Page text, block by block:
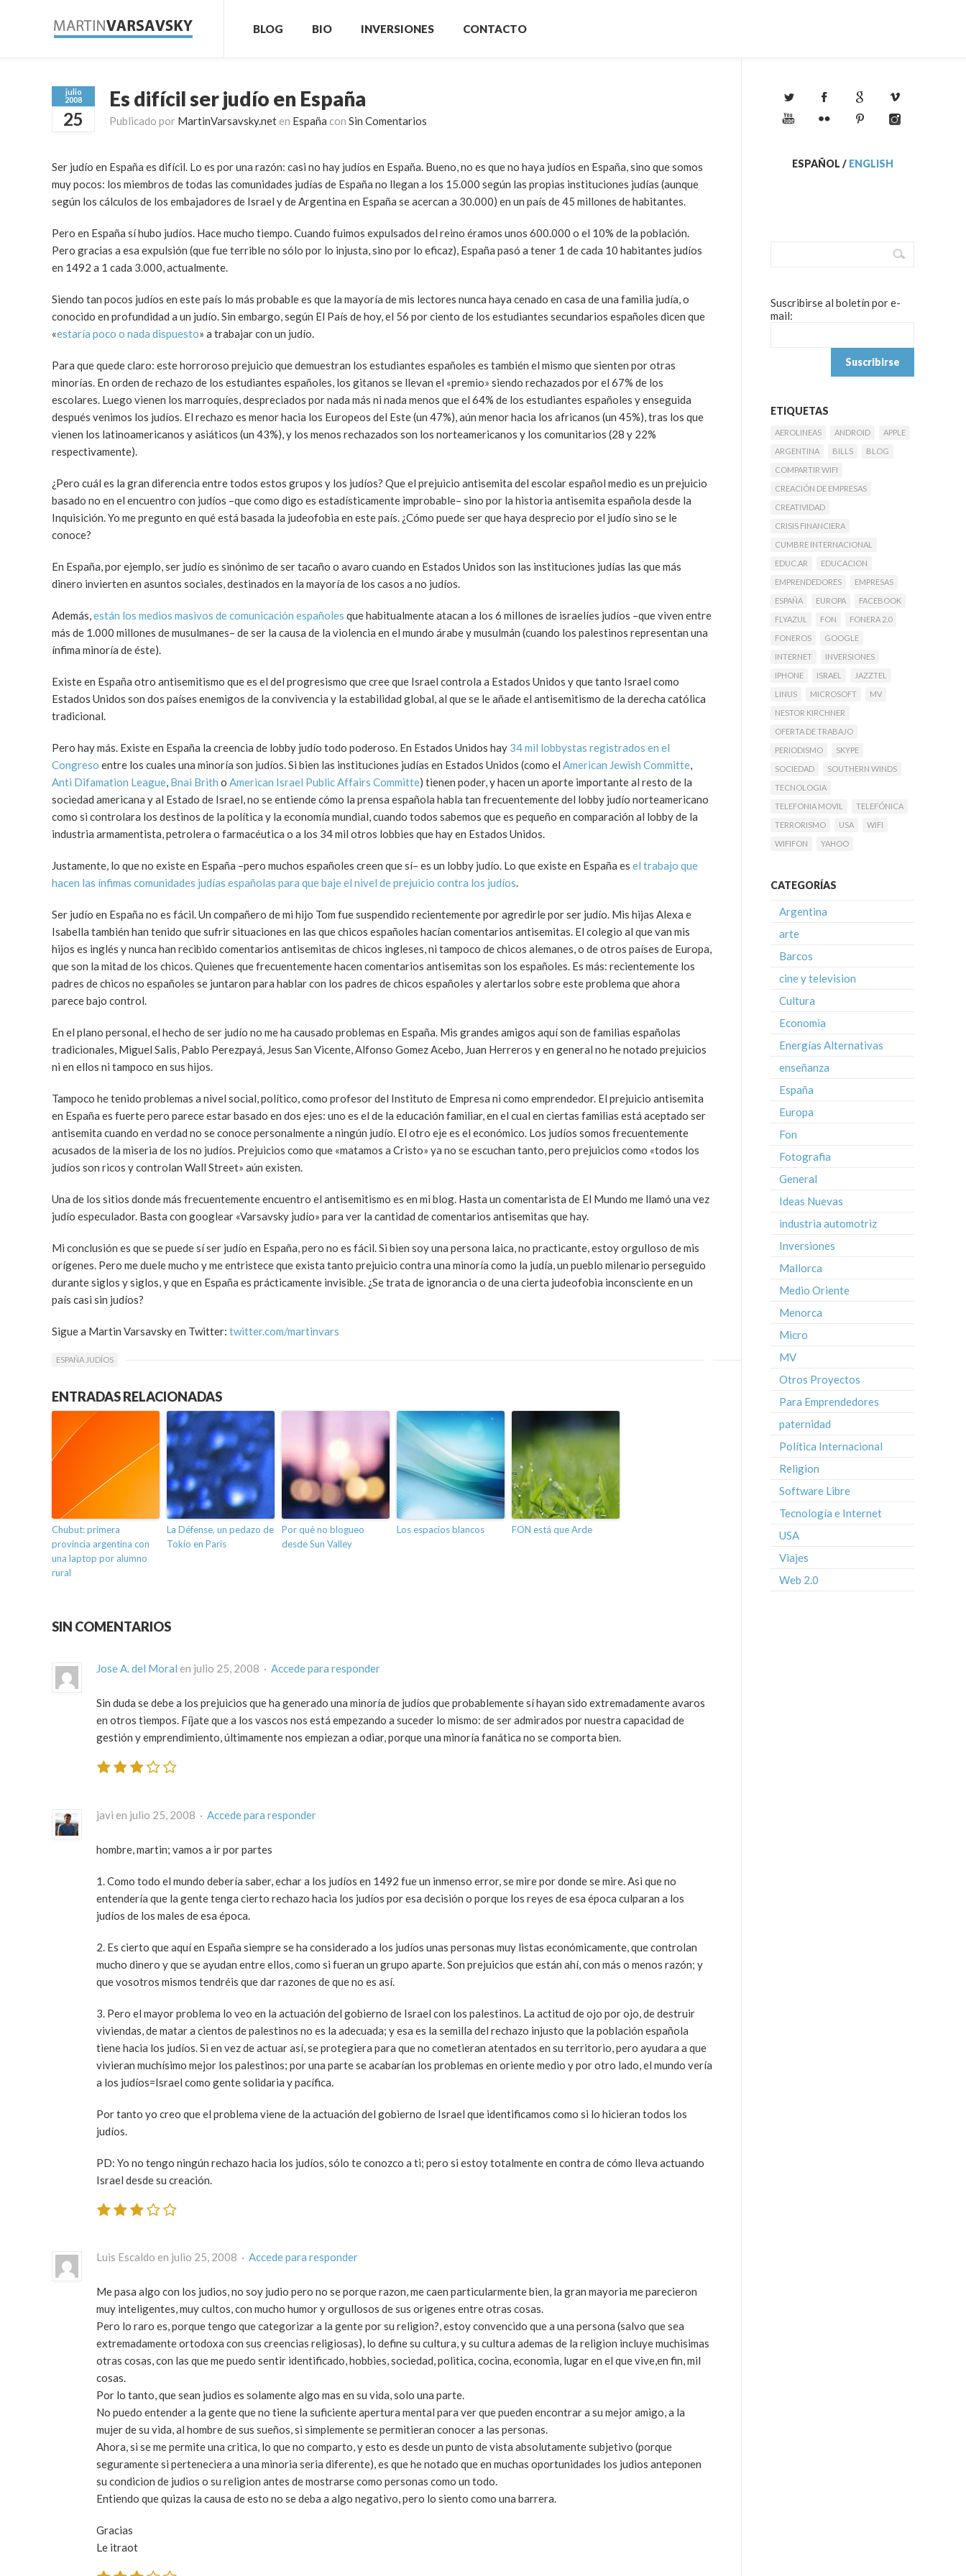
BLOG BIO INVERSIONES CONTACTO
julio
2008
25
Es difícil ser judío en España
Publicado por MartinVarsavsky.net en España con Sin Comentarios
Ser judío en España es difícil. Lo es por una razón: casi no hay judíos en España. Bueno, no es que no haya judíos en España, sino que somos
muy pocos: los miembros de todas las comunidades judías de España no llegan a los 15.000 según las propias instituciones judías (aunque
según los cálculos de los embajadores de Israel y de Argentina en España se acercan a 30.000) en un país de 45 millones de habitantes.
Pero en España sí hubo judíos. Hace mucho tiempo. Cuando fuimos expulsados del reino éramos unos 600.000 o el 10% de la población.
Pero gracias a esa expulsión (que fue terrible no sólo por lo injusta, sino por lo eficaz), España pasó a tener 1 de cada 10 habitantes judíos
en 1492 a 1 cada 3.000, actualmente.
Siendo tan pocos judíos en este país lo más probable es que la mayoría de mis lectores nunca haya cenado en casa de una familia judía, o
conocido en profundidad a un judío. Sin embargo, según El País de hoy, el 56 por ciento de los estudiantes secundarios españoles dicen que
«estaría poco o nada dispuesto» a trabajar con un judío.
Para que quede claro: este horroroso prejuicio que demuestran los estudiantes españoles es también el mismo que sienten por otras
minorías. En orden de rechazo de los estudiantes españoles, los gitanos se llevan el «premio» siendo rechazados por el 67% de los
escolares. Luego vienen los marroquíes, despreciados por nada más ni nada menos que el 64% de los estudiantes españoles y enseguida
después venimos los judíos. El rechazo es menor hacia los Europeos del Este (un 47%), aún menor hacia los africanos (un 45%), tras los que
vienen los latinoamericanos y asiáticos (un 43%), y los menos rechazados son los norteamericanos y los comunitarios (28 y 22%
respectivamente).
¿Pero cuál es la gran diferencia entre todos estos grupos y los judíos? Que el prejuicio antisemita del escolar español medio es un prejuicio
basado no en el encuentro con judíos –que como digo es estadísticamente improbable– sino por la historia antisemita española desde la
Inquisición. Yo me pregunto en qué está basada la judeofobia en este país. ¿Cómo puede ser que haya desprecio por el judío sino se le
conoce?
En España, por ejemplo, ser judío es sinónimo de ser tacaño o avaro cuando en Estados Unidos son las instituciones judías las que más
dinero invierten en asuntos sociales, destinados en la mayoría de los casos a no judíos.
Además,están los medios masivos de comunicación españoles que habitualmente atacan a los 6 millones de israelíes judíos –que viven entre
más de 1.000 millones de musulmanes– de ser la causa de la violencia en el mundo árabe y musulmán (cuando los palestinos representan una
ínfima minoría de éste).
Existe en España otro antisemitismo que es el del progresismo que cree que Israel controla a Estados Unidos y que tanto Israel como
Estados Unidos son dos países enemigos de la convivencia y la estabilidad global, al que se le añade el antisemitismo de la derecha católica
tradicional.
Pero hay más. Existe en España la creencia de lobby judío todo poderoso. En Estados Unidos hay 34 mil lobbystas registrados en el
Congreso entre los cuales una minoría son judíos. Si bien las instituciones judías en Estados Unidos (como el American Jewish Committe,
Anti Difamation League, Bnai Brith o American Israel Public Affairs Committe) tienen poder, y hacen un aporte importante al resto de la
sociedad americana y al Estado de Israel, no se entiende cómo la prensa española habla tan frecuentemente del lobby judío norteamericano
como si controlara los destinos de la política y la economía mundial, cuando todos sabemos que es pequeño en comparación al lobby de la
industria armamentista, petrolera o farmacéutica o a los 34 mil otros lobbies que hay en Estados Unidos.
Justamente, lo que no existe en España –pero muchos españoles creen que sí– es un lobby judío. Lo que existe en España es el trabajo que
hacen las ínfimas comunidades judías españolas para que baje el nivel de prejuicio contra los judíos.
Ser judío en España no es fácil. Un compañero de mi hijo Tom fue suspendido recientemente por agredirle por ser judío. Mis hijas Alexa e
Isabella también han tenido que sufrir situaciones en las que chicos españoles hacían comentarios antisemitas. El colegio al que van mis
hijos es inglés y nunca han recibido comentarios antisemitas de chicos ingleses, ni tampoco de chicos alemanes, o de otros países de Europa,
que son la mitad de los chicos. Quienes que frecuentemente hacen comentarios antisemitas son los españoles. Es más: recientemente los
padres de chicos no españoles se juntaron para hablar con los padres de chicos españoles y alertarlos sobre este problema que ahora
parece bajo control.
En el plano personal, el hecho de ser judío no me ha causado problemas en España. Mis grandes amigos aquí son de familias españolas
tradicionales, Miguel Salis, Pablo Perezpayá, Jesus San Vicente, Alfonso Gomez Acebo, Juan Herreros y en general no he notado prejuicios
ni en ellos ni tampoco en sus hijos.
Tampoco he tenido problemas a nivel social, político, como profesor del Instituto de Empresa ni como emprendedor. El prejuicio antisemita
en España es fuerte pero parece estar basado en dos ejes: uno es el de la educación familiar, en el cual en ciertas familias está aceptado ser
antisemita cuando en verdad no se conoce personalmente a ningún judío. El otro eje es el económico. Los judíos somos frecuentemente
acusados de la miseria de los no judíos. Prejuicios como que «matamos a Cristo» ya no se escuchan tanto, pero prejuicios como «todos los
judíos son ricos y controlan Wall Street» aún existen.
Una de los sitios donde más frecuentemente encuentro el antisemitismo es en mi blog. Hasta un comentarista de El Mundo me llamó una vez
judío especulador. Basta con googlear «Varsavsky judío» para ver la cantidad de comentarios antisemitas que hay.
Mi conclusión es que se puede sí ser judío en España, pero no es fácil. Si bien soy una persona laica, no practicante, estoy orgulloso de mis
orígenes. Pero me duele mucho y me entristece que exista tanto prejuicio contra una minoría como la judía, un pueblo milenario perseguido
durante siglos y siglos, y que en España es prácticamente invisible. ¿Se trata de ignorancia o de una cierta judeofobia inconsciente en un
país casi sin judíos?
Sigue a Martin Varsavsky en Twitter: twitter.com/martinvars
ESPAÑA JUDÍOS
ENTRADAS RELACIONADAS
Chubut: primera
provincia argentina con
una laptop por alumno
rural
La Défense, un pedazo de
Tokio en Paris
Por què no blogueo
desde Sun Valley
Los espacios blancos FON está que Arde
SIN COMENTARIOS
Jose A. del Moral en julio 25, 2008 · Accede para responder
Sin duda se debe a los prejuicios que ha generado una minoría de judíos que probablemente sí hayan sido extremadamente avaros
en otros tiempos. Fíjate que a los vascos nos está empezando a suceder lo mismo: de ser admirados por nuestra capacidad de
gestión y emprendimiento, últimamente nos empiezan a odiar, porque una minoría fanática no se comporta bien.
javi en julio 25, 2008 · Accede para responder
hombre, martin; vamos a ir por partes
1. Como todo el mundo debería saber, echar a los judíos en 1492 fue un inmenso error, se mire por donde se mire. Asi que no
entendería que la gente tenga cierto rechazo hacia los judíos por esa decisión o porque los reyes de esa época culparan a los
judíos de los males de esa época.
2. Es cierto que aquí en España siempre se ha considerado a los judíos unas personas muy listas económicamente, que controlan
mucho dinero y que se ayudan entre ellos, como si fueran un grupo aparte. Son prejuicios que están ahí, con más o menos razón; y
que vosotros mismos tendréis que dar razones de que no es así.
3. Pero el mayor problema lo veo en la actuación del gobierno de Israel con los palestinos. La actitud de ojo por ojo, de destruir
viviendas, de matar a cientos de palestinos no es la adecuada; y esa es la semilla del rechazo injusto que la población española
tiene hacia los judíos. Si en vez de actuar así, se protegiera para que no cometieran atentados en su territorio, pero ayudara a que
vivieran muchísimo mejor los palestinos; por una parte se acabarían los problemas en oriente medio y por otro lado, el mundo vería
a los judíos=Israel como gente solidaria y pacífica.
Por tanto yo creo que el problema viene de la actuación del gobierno de Israel que identificamos como si lo hicieran todos los
judíos.
PD: Yo no tengo ningún rechazo hacia los judíos, sólo te conozco a ti; pero si estoy totalmente en contra de cómo lleva actuando
Israel desde su creación.
Luis Escaldo en julio 25, 2008 · Accede para responder
Me pasa algo con los judios, no soy judio pero no se porque razon, me caen particularmente bien, la gran mayoria me parecieron
muy inteligentes, muy cultos, con mucho humor y orgullosos de sus origenes entre otras cosas.
Pero lo raro es, porque tengo que categorizar a la gente por su religion?, estoy convencido que a una persona (salvo que sea
extremadamente ortodoxa con sus creencias religiosas), lo define su cultura, y su cultura ademas de la religion incluye muchisimas
otras cosas, con las que me puedo sentir identificado, hobbies, sociedad, politica, cocina, economia, lugar en el que vive,en fin, mil
cosas.
Por lo tanto, que sean judios es solamente algo mas en su vida, solo una parte.
No puedo entender a la gente que no tiene la suficiente apertura mental para ver que pueden encontrar a su mejor amigo, a la
mujer de su vida, al hombre de sus sueños, si simplemente se permitieran conocer a las personas.
Ahora, si se me permite una critica, lo que no comparto, y esto es desde un punto de vista absolutamente subjetivo (porque
seguramente si perteneciera a una minoria seria diferente), es que he notado que en muchas oportunidades los judios anteponen
su condicion de judios o su religion antes de mostrarse como personas como un todo.
Entiendo que quizas la causa de esto no se deba a algo negativo, pero lo siento como una barrera.
Gracias
Le itraot
ESPAÑOL / ENGLISH
Suscribirse al boletín por e-
mail:
ETIQUETAS
AEROLINEAS ANDROID
APPLE
ARGENTINA
BILLS
BLOG
COMPARTIR WIFI
CREACIÓN DE EMPRESAS
CREATIVIDAD
CRISIS FINANCIERA
CUMBRE INTERNACIONAL
EDUC.AR
EDUCACION
EMPRENDEDORES
EMPRESAS
ESPAÑA
EUROPA
FACEBOOK
FLYAZUL
FON
FONERA 2.0
FONEROS
GOOGLE
INTERNET
INVERSIONES
IPHONE
ISRAEL
JAZZTEL
LINUS
MICROSOFT
MV
NESTOR KIRCHNER
OFERTA DE TRABAJO
PERIODISMO
SKYPE
SOCIEDAD
SOUTHERN WINDS
TECNOLOGIA
TELEFONIA MOVIL
TELEFÓNICA
TERRORISMO
USA
WIFI
WIFIFON
YAHOO
CATEGORÍAS
Argentina
arte
Barcos
cine y television
Cultura
Economia
Energías Alternativas
enseñanza
España
Europa
Fon
Fotografia
General
Ideas Nuevas
industria automotriz
Inversiones
Mallorca
Medio Oriente
Menorca
Micro
MV
Otros Proyectos
Para Emprendedores
paternidad
Política Internacional
Religion
Software Libre
Tecnología e Internet
USA
Viajes
Web 2.0